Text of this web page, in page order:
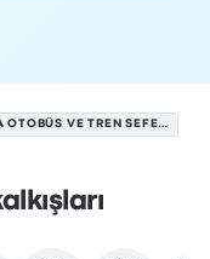
VALLADOLID - BARSELONA OTOBÜS VE TREN SEFERLERI